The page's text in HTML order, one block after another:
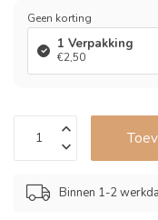
Geen korting
1 Verpakking
€2,50
Binnen 1-2